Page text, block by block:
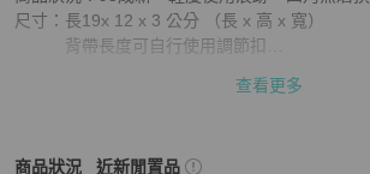
尺寸：長19x 12 x 3 公分 （長 x 高 x 寬）
背帶長度可自行使用調節扣
查看更多
商品狀況
Chanel女包商品狀態與細節
近新閒置品